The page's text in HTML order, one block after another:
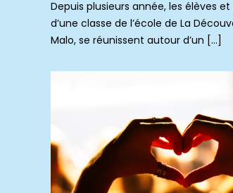
Depuis plusieurs année, les élèves
d’une classe de l’école de La
Malo, se réunissent autour d’un […]